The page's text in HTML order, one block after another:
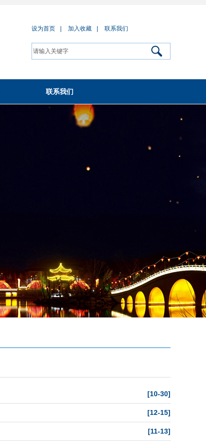
设为首页 加入收藏 联系我们
联系我们
[10-30]
[12-15]
[11-13]